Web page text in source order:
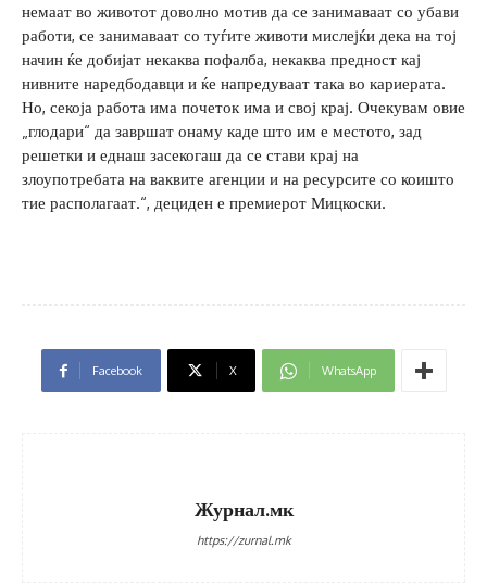
немаат во животот доволно мотив да се занимаваат со убави
работи, се занимаваат со туѓите животи мислејќи дека на тој
начин ќе добијат некаква пофалба, некаква предност кај
нивните наредбодавци и ќе напредуваат така во кариерата.
Но, секоја работа има почеток има и свој крај. Очекувам овие
„глодари“ да завршат онаму каде што им е местото, зад
решетки и еднаш засекогаш да се стави крај на
злоупотребата на ваквите агенции и на ресурсите со коишто
тие располагаат.“, дециден е премиерот Мицкоски.
Facebook X WhatsApp
Журнал.мк
https://zurnal.mk